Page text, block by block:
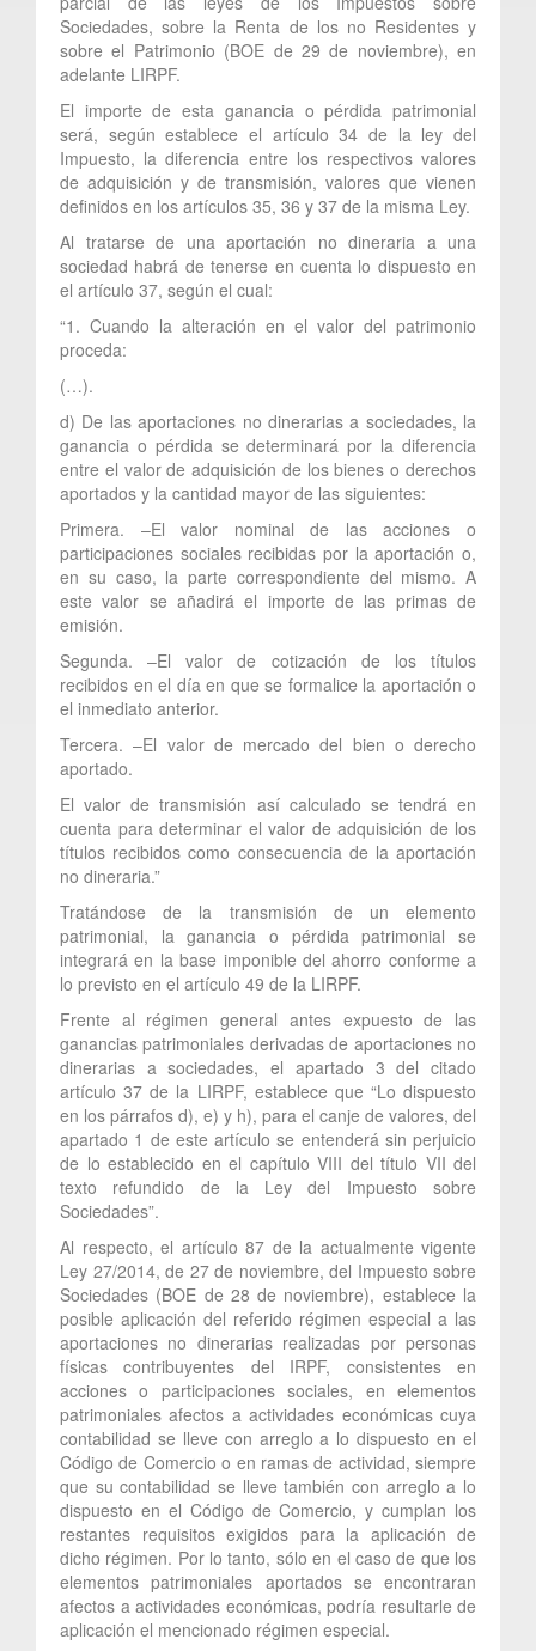
Sociedades, sobre la Renta de los no Residentes y
sobre el Patrimonio (BOE de 29 de noviembre), en
adelante LIRPF.
El importe de esta ganancia o pérdida patrimonial
será, según establece el artículo 34 de la ley del
Impuesto, la diferencia entre los respectivos valores
de adquisición y de transmisión, valores que vienen
definidos en los artículos 35, 36 y 37 de la misma Ley.
Al tratarse de una aportación no dineraria a una
sociedad habrá de tenerse en cuenta lo dispuesto en
el artículo 37, según el cual:
“1. Cuando la alteración en el valor del patrimonio
proceda:
(…).
d) De las aportaciones no dinerarias a sociedades, la
ganancia o pérdida se determinará por la diferencia
entre el valor de adquisición de los bienes o derechos
aportados y la cantidad mayor de las siguientes:
Primera. –El valor nominal de las acciones o
participaciones sociales recibidas por la aportación o,
en su caso, la parte correspondiente del mismo. A
este valor se añadirá el importe de las primas de
emisión.
Segunda. –El valor de cotización de los títulos
recibidos en el día en que se formalice la aportación o
el inmediato anterior.
Tercera. –El valor de mercado del bien o derecho
aportado.
El valor de transmisión así calculado se tendrá en
cuenta para determinar el valor de adquisición de los
títulos recibidos como consecuencia de la aportación
no dineraria.”
Tratándose de la transmisión de un elemento
patrimonial, la ganancia o pérdida patrimonial se
integrará en la base imponible del ahorro conforme a
lo previsto en el artículo 49 de la LIRPF.
Frente al régimen general antes expuesto de las
ganancias patrimoniales derivadas de aportaciones no
dinerarias a sociedades, el apartado 3 del citado
artículo 37 de la LIRPF, establece que “Lo dispuesto
en los párrafos d), e) y h), para el canje de valores, del
apartado 1 de este artículo se entenderá sin perjuicio
de lo establecido en el capítulo VIII del título VII del
texto refundido de la Ley del Impuesto sobre
Sociedades”.
Al respecto, el artículo 87 de la actualmente vigente
Ley 27/2014, de 27 de noviembre, del Impuesto sobre
Sociedades (BOE de 28 de noviembre), establece la
posible aplicación del referido régimen especial a las
aportaciones no dinerarias realizadas por personas
físicas contribuyentes del IRPF, consistentes en
acciones o participaciones sociales, en elementos
patrimoniales afectos a actividades económicas cuya
contabilidad se lleve con arreglo a lo dispuesto en el
Código de Comercio o en ramas de actividad, siempre
que su contabilidad se lleve también con arreglo a lo
dispuesto en el Código de Comercio, y cumplan los
restantes requisitos exigidos para la aplicación de
dicho régimen. Por lo tanto, sólo en el caso de que los
elementos patrimoniales aportados se encontraran
afectos a actividades económicas, podría resultarle de
aplicación el mencionado régimen especial.